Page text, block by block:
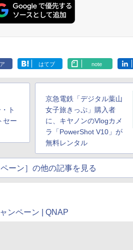
はてブ note
ト
セー
京急電鉄「デジタル葉山
女子旅きっぷ」購入者
に、キヤノンのVlogカメ
ラ「PowerShot V10」が
無料レンタル
ペーン］の他の記事を見る
ンペーン | QNAP